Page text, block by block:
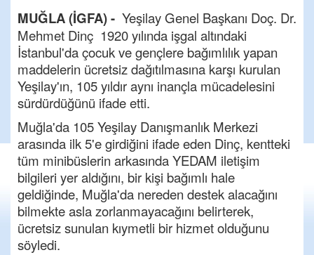
MUĞLA (İGFA) - Yeşilay Genel Başkanı Doç. Dr.
Mehmet Dinç 1920 yılında işgal altındaki
İstanbul'da çocuk ve gençlere bağımlılık yapan
maddelerin ücretsiz dağıtılmasına karşı kurulan
Yeşilay'ın, 105 yıldır aynı inançla mücadelesini
sürdürdüğünü ifade etti.
Muğla'da 105 Yeşilay Danışmanlık Merkezi
arasında ilk 5'e girdiğini ifade eden Dinç, kentteki
tüm minibüslerin arkasında YEDAM iletişim
bilgileri yer aldığını, bir kişi bağımlı hale
geldiğinde, Muğla'da nereden destek alacağını
bilmekte asla zorlanmayacağını belirterek,
ücretsiz sunulan kıymetli bir hizmet olduğunu
söyledi.